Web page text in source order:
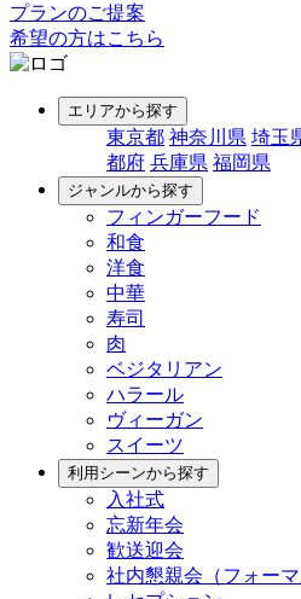
プランのご提案
希望の方はこちら
エリアから探す
東京都 神奈川県 埼玉
都府 兵庫県 福岡県
ジャンルから探す
フィンガーフード
和食
洋食
中華
寿司
肉
ベジタリアン
ハラール
ヴィーガン
スイーツ
利用シーンから探す
入社式
忘新年会
歓送迎会
社内懇親会（フォーマ